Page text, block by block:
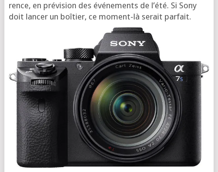
rence, en pré­vi­sion des évé­ne­ments de l’é­té. Si Sony
doit lan­cer un boî­tier, ce moment-là serait parfait.